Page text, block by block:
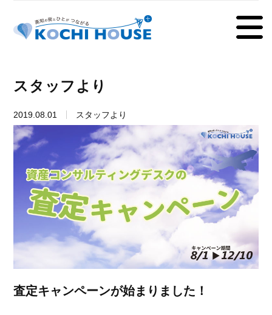
スタッフより
2019.08.01 スタッフより
査定キャンペーンが始まりました！